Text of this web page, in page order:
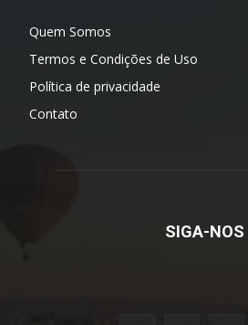
Quem Somos
Termos e Condições de Uso
Política de privacidade
Contato
SIGA-NOS